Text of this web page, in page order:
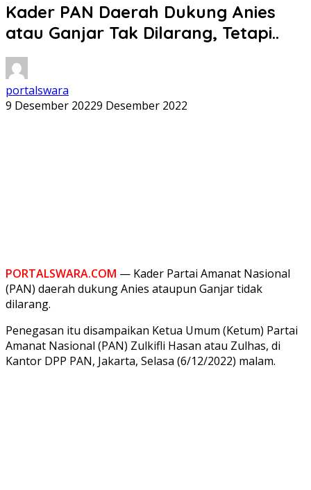
Kader PAN Daerah Dukung Anies
atau Ganjar Tak Dilarang, Tetapi..
portalswara
9 Desember 20229 Desember 2022
PORTALSWARA.COM — Kader Partai Amanat Nasional
(PAN) daerah dukung Anies ataupun Ganjar tidak
dilarang.
Penegasan itu disampaikan Ketua Umum (Ketum) Partai
Amanat Nasional (PAN) Zulkifli Hasan atau Zulhas, di
Kantor DPP PAN, Jakarta, Selasa (6/12/2022) malam.